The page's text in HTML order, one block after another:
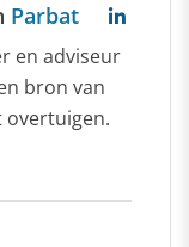
Parbat
en adviseur
bron van
overtuigen.